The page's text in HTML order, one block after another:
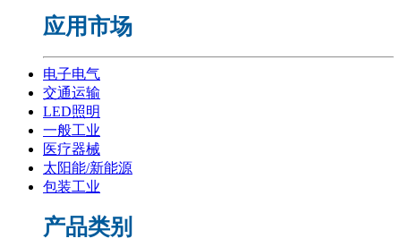
应用市场
电子电气
交通运输
LED照明
一般工业
医疗器械
太阳能/新能源
包装工业
产品类别